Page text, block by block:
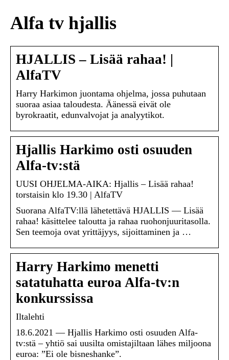
Alfa tv hjallis
HJALLIS – Lisää rahaa! |
AlfaTV
Harry Harkimon juontama ohjelma, jossa puhutaan
suoraa asiaa taloudesta. Äänessä eivät ole
byrokraatit, edunvalvojat ja analyytikot.
Hjallis Harkimo osti osuuden
Alfa-tv:stä
UUSI OHJELMA-AIKA: Hjallis – Lisää rahaa!
torstaisin klo 19.30 | AlfaTV
Suorana AlfaTV:llä lähetettävä HJALLIS — Lisää
rahaa! käsittelee taloutta ja rahaa ruohonjuuritasolla.
Sen teemoja ovat yrittäjyys, sijoittaminen ja …
Harry Harkimo menetti
satatuhatta euroa Alfa-tv:n
konkurssissa
Iltalehti
18.6.2021 — Hjallis Harkimo osti osuuden Alfa-
tv:stä – yhtiö sai uusilta omistajiltaan lähes miljoona
euroa: ”Ei ole bisneshanke”.